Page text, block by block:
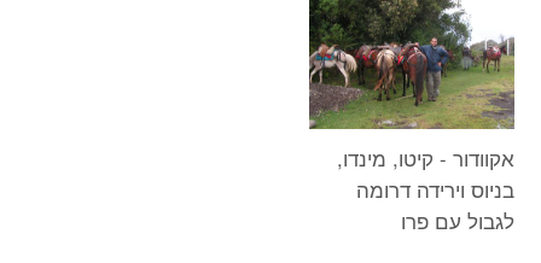
אקוודור - קיטו, מינדו,
בניוס וירידה דרומה
לגבול עם פרו